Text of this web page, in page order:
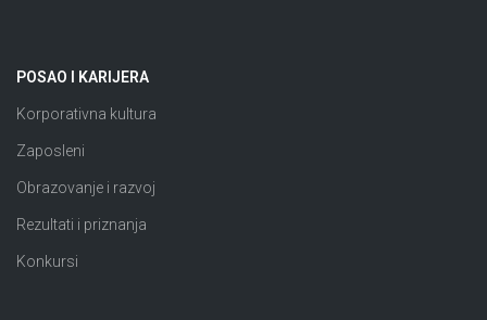
POSAO I KARIJERA
Korporativna kultura
Zaposleni
Obrazovanje i razvoj
Rezultati i priznanja
Konkursi